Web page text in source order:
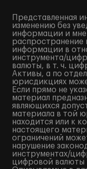
Представленная
изменению без
информации и
распространение
информации в
инструмента/
валюты, в т. ч.
Активы, а по
юрисдикциях
Если прямо не
материал
являющихся
материала в той
находится или к
настоящего
ограничений
нарушение
инструментах/
цифровой валюты